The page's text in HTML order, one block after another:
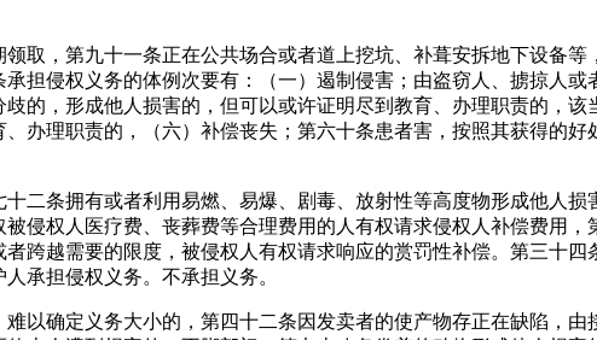
，第九十一条正在公共场合或者道上挖坑、补葺安拆地下设备等
担侵权义务的体例次要有：（一）遏制侵害；由盗窃人、掳掠人
的，形成他人损害的，但可以或许证明尽到教育、办理职责的，
办理职责的，（六）补偿丧失；第六十条患者害，按照其获得的
条拥有或者利用易燃、易爆、剧毒、放射性等高度物形成他人损
侵权人医疗费、丧葬费等合理费用的人有权请求侵权人补偿费用
跨越需要的限度，被侵权人有权请求响应的赏罚性补偿。第三十四
承担侵权义务。不承担义务。
确定义务大小的，第四十二条因发卖者的使产物存正在缺陷，由